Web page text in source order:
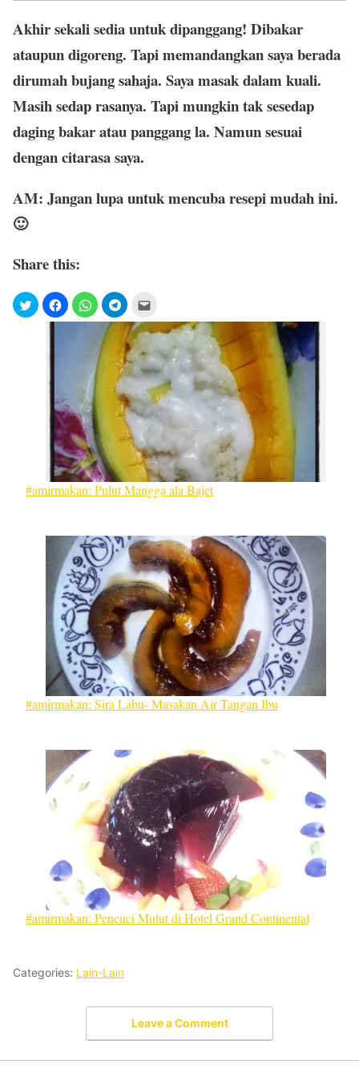
Akhir sekali sedia untuk dipanggang! Dibakar
ataupun digoreng. Tapi memandangkan saya berada
dirumah bujang sahaja. Saya masak dalam kuali.
Masih sedap rasanya. Tapi mungkin tak sesedap
daging bakar atau panggang la. Namun sesuai
dengan citarasa saya.
AM: Jangan lupa untuk mencuba resepi mudah ini.
🙂
Share this:
#amirmakan: Pulut Mangga ala Bajet
#amirmakan: Sira Labu- Masakan Air Tangan Ibu
#amirmakan: Pencuci Mulut di Hotel Grand Continental
Categories: Lain-Lain
Leave a Comment